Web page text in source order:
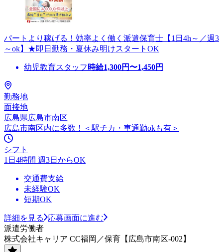
パートより稼げる！効率よく働く派遣保育士【1日4h～／週3
～ok】★即日勤務・夏休み明けスタートOK
幼児教育スタッフ 時給1,300円〜1,450円
勤務地
面接地
広島県広島市南区
広島市南区内に多数！＜駅チカ・車通勤okも有＞
シフト
1日4時間 週3日からOK
交通費支給
未経験OK
短期OK
詳細を見る
応募画面に進む
派遣労働者
株式会社キャリア CC福岡／保育【広島市南区-002】